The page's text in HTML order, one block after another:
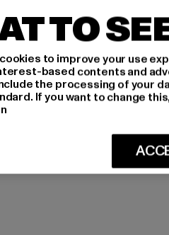
TO
to improve your use
based contents and
the processing of your
If you want to change